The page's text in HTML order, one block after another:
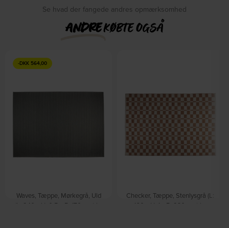
Se hvad der fangede andres opmærksomhed
ANDREKØBTE OGSÅ
-DKK 564,00
Waves, Tæppe, Mørkegrå, Uld
(L: 240 x H: 0,5 x B: 170 cm.) by
Checker, Tæppe, Stenlysgrå (L:
160 x H: 1 x B: 230 cm.) by